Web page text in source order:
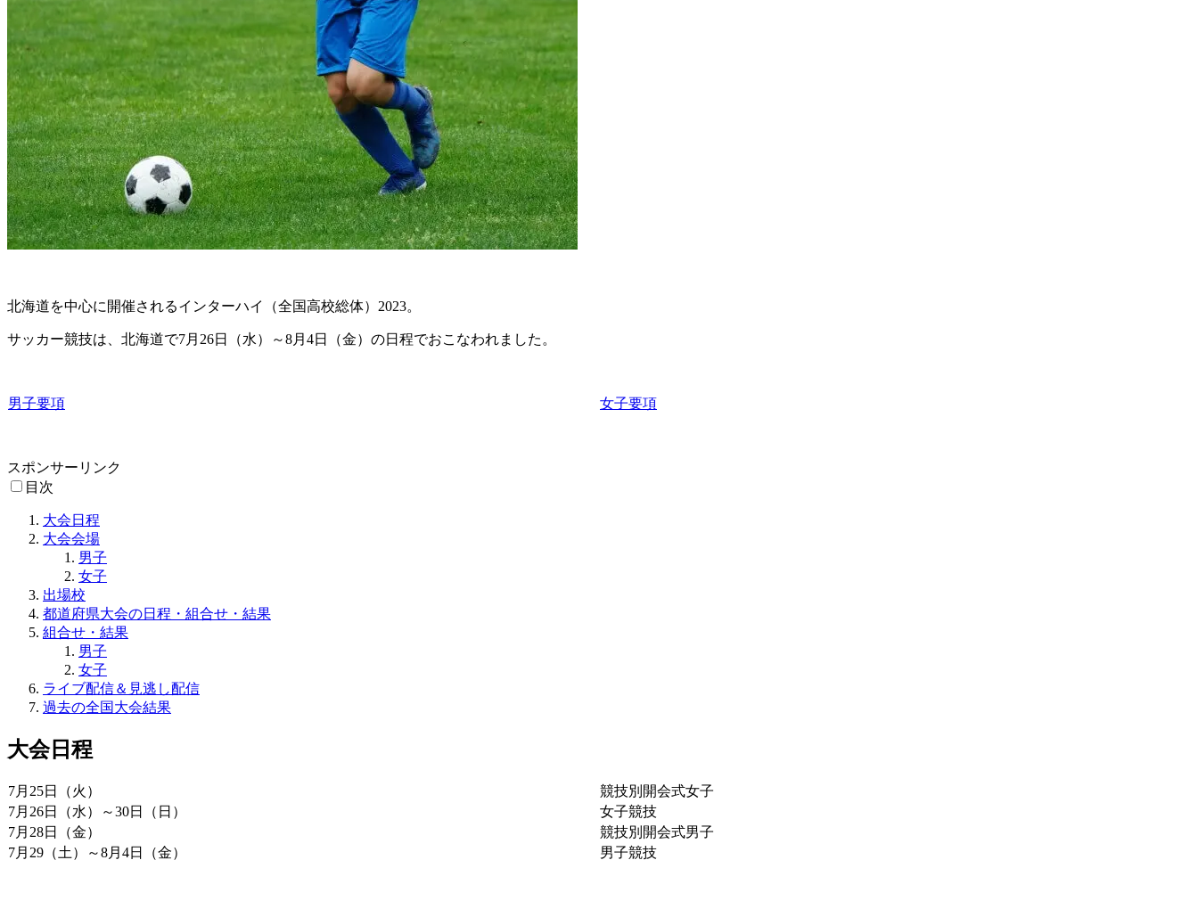
北海道を中心に開催されるインターハイ（全国高校総体）2023。
サッカー競技は、北海道で7月26日（水）～8月4日（金）の日程でおこなわれました。
男子要項 女子要項
スポンサーリンク
目次
大会日程
大会会場
男子
女子
出場校
都道府県大会の日程・組合せ・結果
組合せ・結果
男子
女子
ライブ配信＆見逃し配信
過去の全国大会結果
大会日程
7月25日（火）
競技別開会式女子
7月26日（水）～30日（日）
女子競技
7月28日（金）
競技別開会式男子
7月29（土）～8月4日（金）
男子競技